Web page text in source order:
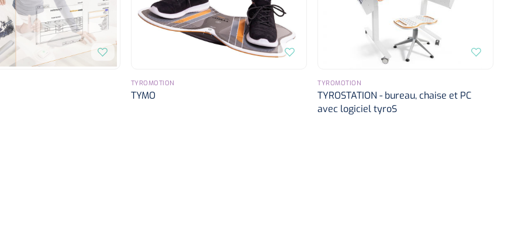
TYROMOTION
TYMO
TYROMOTION
TYROSTATION - bureau, chaise et PC
avec logiciel tyroS